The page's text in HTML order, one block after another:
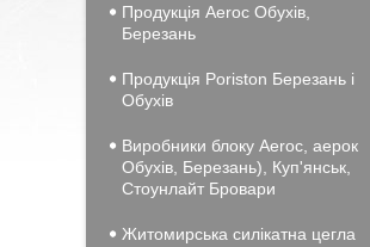
Продукція Aeroc Обухів,
Березань
Продукція Poriston Березань і
Обухів
Виробники блоку Aeroc, аерок
Обухів, Березань), Куп'янськ,
Стоунлайт Бровари
Житомирська силікатна цегла